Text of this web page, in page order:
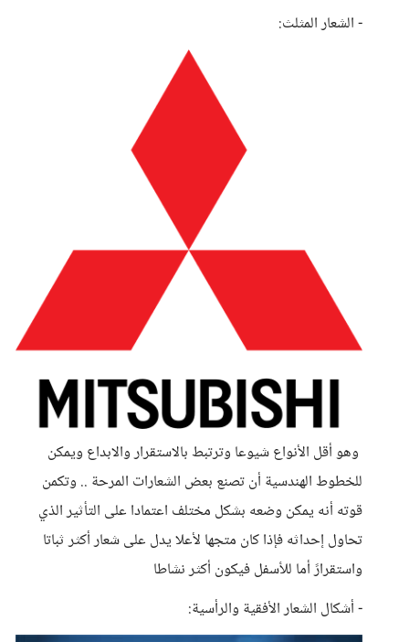
- الشعار المثلث:
وهو أقل الأنواع شيوعا وترتبط بالاستقرار والابداع ويمكن
للخطوط الهندسية أن تصنع بعض الشعارات المرحة .. وتكمن
قوته أنه يمكن وضعه بشكل مختلف اعتمادا على التأثير الذي
تحاول إحداثه فإذا كان متجها لأعلا يدل على شعار أكثر ثباتا
واستقرارً أما للأسفل فيكون أكثر نشاطا
- أشكال الشعار الأفقية والرأسية: